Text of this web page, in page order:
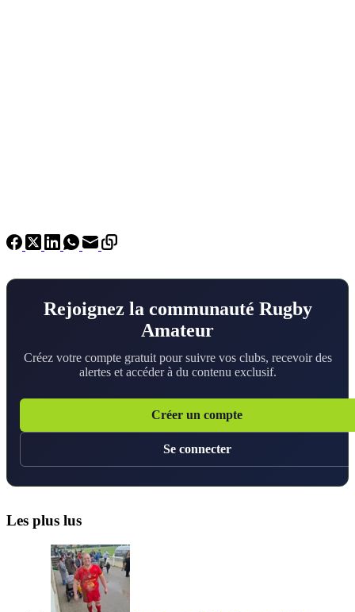
Rejoignez la communauté Rugby
Amateur
Créez votre compte gratuit pour suivre vos clubs, recevoir des
alertes et accéder à du contenu exclusif.
Créer un compte
Se connecter
Les plus lus